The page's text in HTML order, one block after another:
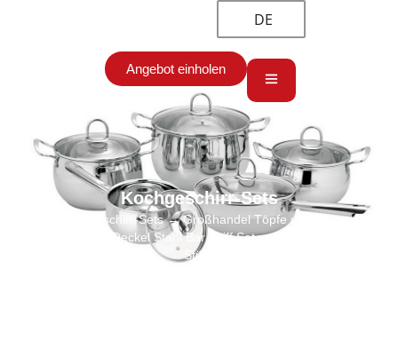
DE
Angebot einholen
Kochgeschirr-Sets
Kochgeschirr-Sets→ Großhandel Töpfe und Pfannen Set
von Drum Glas Deckel Stahl Bar Griff Set von Kochgeschirr 10
Stück